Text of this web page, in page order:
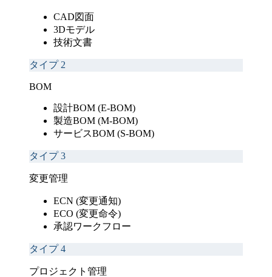
CAD図面
3Dモデル
技術文書
タイプ 2
BOM
設計BOM (E-BOM)
製造BOM (M-BOM)
サービスBOM (S-BOM)
タイプ3
変更管理
ECN (変更通知)
ECO (変更命令)
承認ワークフロー
タイプ4
プロジェクト管理